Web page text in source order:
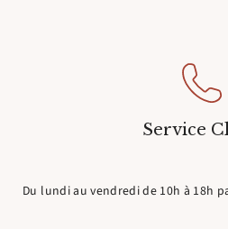
Service
Du lundi au vendredi de 10h à 18h